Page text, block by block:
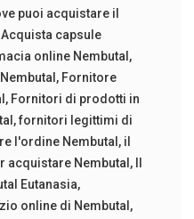
puoi acquistare il
capsule
online Nembutal ,
, Fornitore
, Fornitori di prodotti in
,fornitori legittimi di
l'ordine Nembutal , il
acquistare Nembutal ,
Eutanasia,
online di Nembutal ,